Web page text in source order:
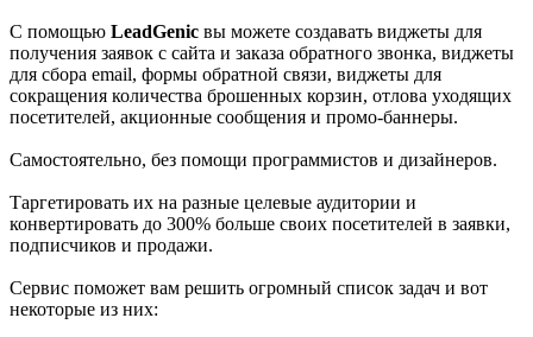
некоторые из них:
Увеличение конверсии и количества заявок с сайта
Сбор email адресов на сайте и увеличение базы
подписчиков
Сбор фидбека и отзывов посетителей
Информирование посетителей
Увеличение количества регистраций
Увеличение количества упоминаний и трафика из
Отлов уходящих посетителей
С помощью LeadGenic вы можете создавать виджеты для
получения заявок с сайта и заказа обратного звонка, виджеты
для сбора email, формы обратной связи, виджеты для
сокращения количества брошенных корзин, отлова уходящих
посетителей, акционные сообщения и промо-баннеры.
Самостоятельно, без помощи программистов и дизайнеров.
Таргетировать их на разные целевые аудитории и
конвертировать до 300% больше своих посетителей в заявки,
подписчиков и продажи.
Сервис поможет вам решить огромный список задач и вот
некоторые из них: